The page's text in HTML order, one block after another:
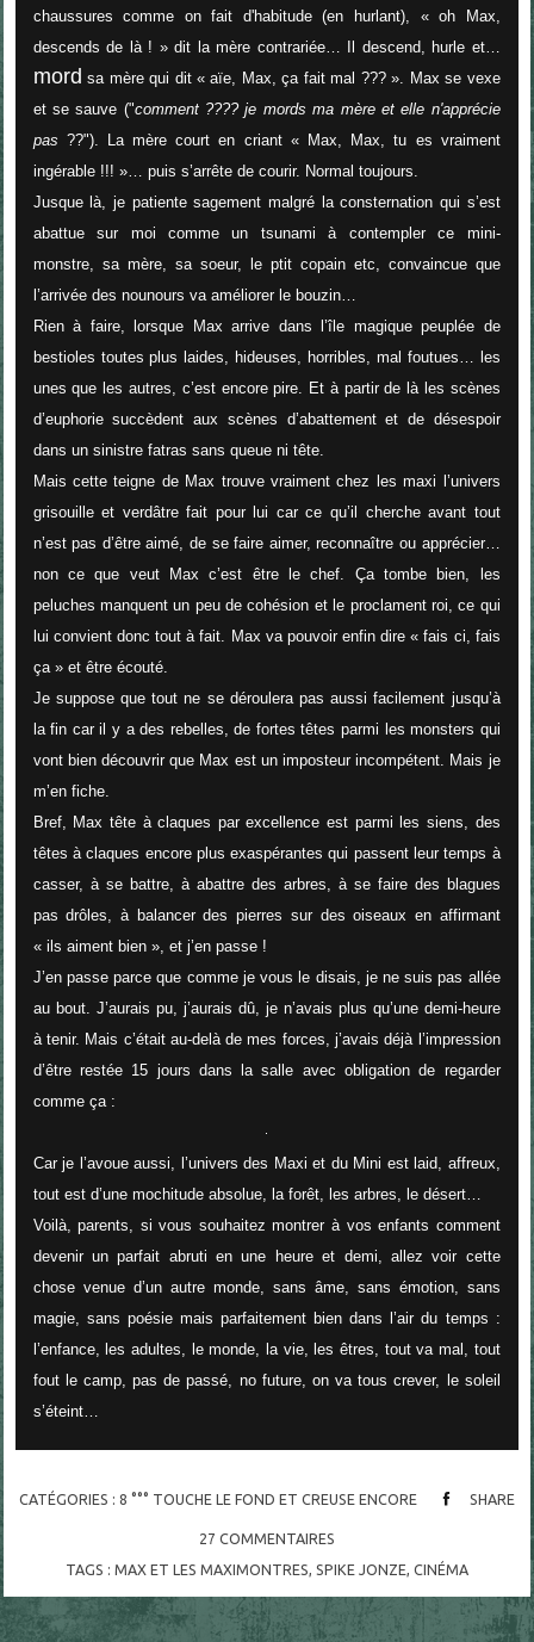
chaussures comme on fait d'habitude (en hurlant), «oh Max,
descends de là! » dit la mère contrariée… Il descend, hurle et…
mord sa mère qui dit «aïe, Max, ça fait mal ??? ». Max se vexe
et se sauve ("comment ???? je mords ma mère et elle n'apprécie
pas ??"). La mère court en criant « Max, Max, tu es vraiment
ingérable!!! »… puis s’arrête de courir. Normal toujours.
Jusque là, je patiente sagement malgré la consternation qui s’est
abattue sur moi comme un tsunami à contempler ce mini-
monstre, sa mère, sa soeur, le ptit copain etc, convaincue que
l’arrivée des nounours va améliorer le bouzin…
Rien à faire, lorsque Max arrive dans l’île magique peuplée de
bestioles toutes plus laides, hideuses, horribles, mal foutues… les
unes que les autres, c’est encore pire. Et à partir de là les scènes
d’euphorie succèdent aux scènes d’abattement et de désespoir
dans un sinistre fatras sans queue ni tête.
Mais cette teigne de Max trouve vraiment chez les maxi l’univers
grisouille et verdâtre fait pour lui car ce qu’il cherche avant tout
n’est pas d’être aimé, de se faire aimer, reconnaître ou apprécier…
non ce que veut Max c’est être le chef. Ça tombe bien, les
peluches manquent un peu de cohésion et le proclament roi, ce qui
lui convient donc tout à fait. Max va pouvoir enfin dire «fais ci, fais
ça» et être écouté.
Je suppose que tout ne se déroulera pas aussi facilement jusqu’à
la fin car il y a des rebelles, de fortes têtes parmi les monsters qui
vont bien découvrir que Max est un imposteur incompétent. Mais je
m’en fiche.
Bref, Max tête à claques par excellence est parmi les siens, des
têtes à claques encore plus exaspérantes qui passent leur temps à
casser, à se battre, à abattre des arbres, à se faire des blagues
pas drôles, à balancer des pierres sur des oiseaux en affirmant
« ils aiment bien», et j’en passe !
J’en passe parce que comme je vous le disais, je ne suis pas allée
au bout. J’aurais pu, j’aurais dû, je n’avais plus qu’une demi-heure
à tenir. Mais c’était au-delà de mes forces, j’avais déjà l’impression
d’être restée 15 jours dans la salle avec obligation de regarder
comme ça :
Car je l’avoue aussi, l’univers des Maxi et du Mini est laid, affreux,
tout est d’une mochitude absolue, la forêt, les arbres, le désert…
Voilà, parents, si vous souhaitez montrer à vos enfants comment
devenir un parfait abruti en une heure et demi, allez voir cette
chose venue d’un autre monde, sans âme, sans émotion, sans
magie, sans poésie mais parfaitement bien dans l’air du temps :
l’enfance, les adultes, le monde, la vie, les êtres, tout va mal, tout
fout le camp, pas de passé, no future, on va tous crever, le soleil
s’éteint…
CATÉGORIES : 8 °°° TOUCHE LE FOND ET CREUSE ENCORE SHARE
27 COMMENTAIRES
TAGS : MAX ET LES MAXIMONTRES, SPIKE JONZE, CINÉMA